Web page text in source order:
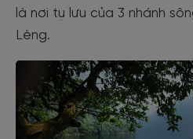
là nơi tụ lưu của 3 nhánh
Lèng.